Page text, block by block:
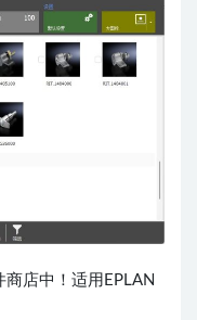
店中！适用EPLAN